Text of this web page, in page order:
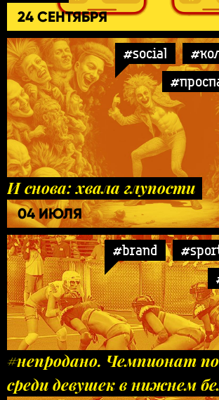
24 СЕНТЯБРЯ
#social
И снова: хвала глупости
04 ИЮЛЯ
#brand
#непродано. Чемпионат
среди девушек в нижнем